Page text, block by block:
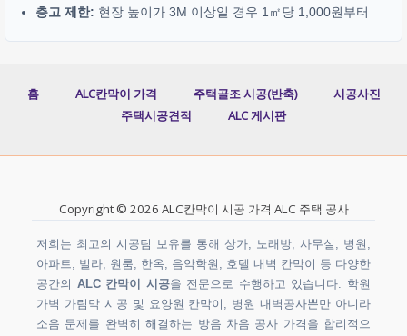
층고 제한: 현장 높이가 3M 이상일 경우 1㎡당 1,000원부터
홈 ALC칸막이 가격 주택골조 시공(반축)
시공사진
주택시공견적
ALC 게시판
Copyright © 2026 ALC칸막이 시공 가격 ALC 주택 공사
저희는 최고의 시공팀 보유를 통해 상가, 노래방, 사무실, 병원,
아파트, 빌라, 원룸, 한옥, 음악학원, 호텔 내벽 칸막이 등 다양한
공간의 ALC 칸막이 시공을 전문으로 수행하고 있습니다. 학원
가벽 가림막 시공 및 요양원 칸막이, 병원 내벽공사뿐만 아니라
소음 문제를 완벽히 해결하는 방음 차음 공사 가격을 합리적으